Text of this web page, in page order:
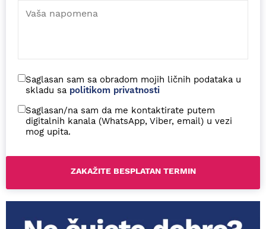
Saglasan sam sa obradom mojih ličnih podataka u
skladu sa politikom privatnosti
Saglasan/na sam da me kontaktirate putem
digitalnih kanala (WhatsApp, Viber, email) u vezi
mog upita.